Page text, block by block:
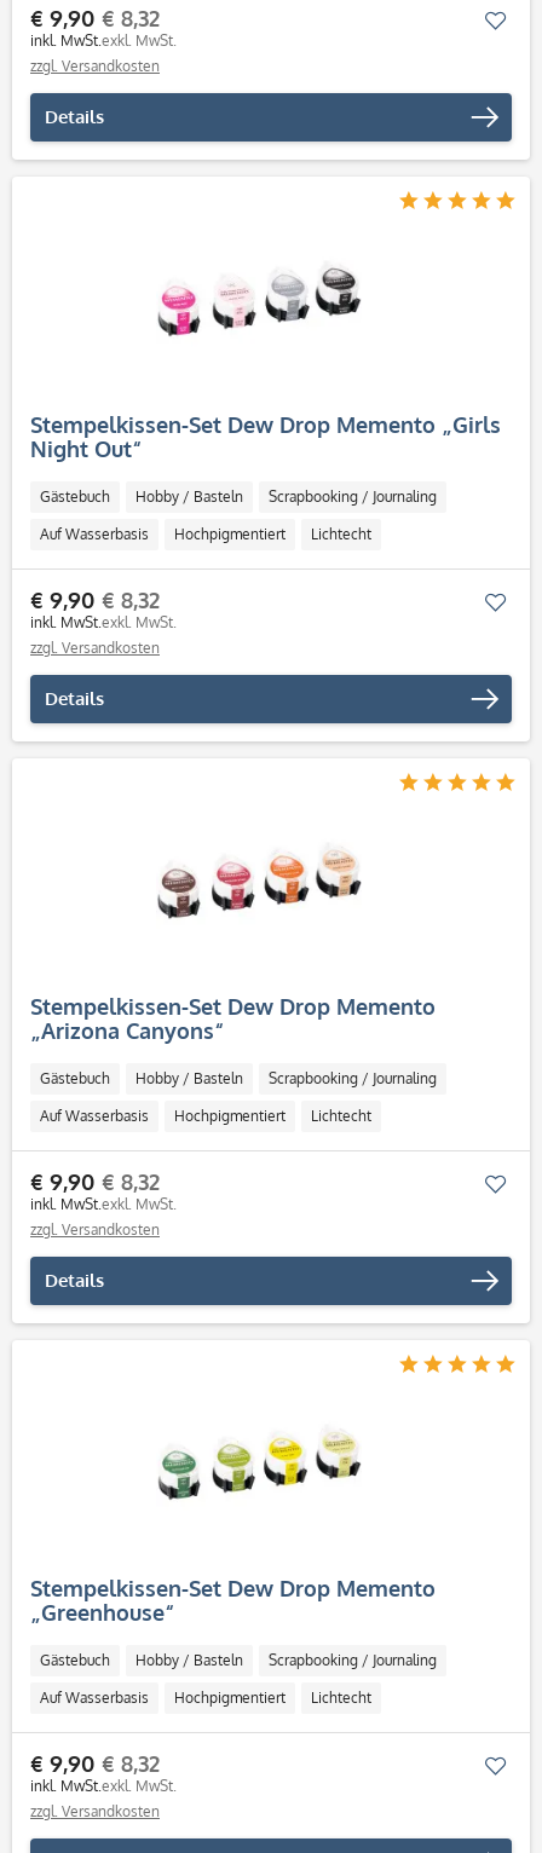
€ 9,90
inkl. MwSt.
€ 8,32
exkl. MwSt.
zzgl. Versandkosten
Details
Stempelkissen-Set Dew Drop Memento „Girls
Night Out“
Gästebuch Hobby / Basteln Scrapbooking / Journaling
Auf Wasserbasis Hochpigmentiert Lichtecht
Schnell trocknend Säurefrei
€ 9,90
inkl. MwSt.
€ 8,32
exkl. MwSt.
zzgl. Versandkosten
Details
Stempelkissen-Set Dew Drop Memento
„Arizona Canyons“
Gästebuch Hobby / Basteln Scrapbooking / Journaling
Auf Wasserbasis Hochpigmentiert Lichtecht
Schnell trocknend Säurefrei
€ 9,90
inkl. MwSt.
€ 8,32
exkl. MwSt.
zzgl. Versandkosten
Details
Stempelkissen-Set Dew Drop Memento
„Greenhouse“
Gästebuch Hobby / Basteln Scrapbooking / Journaling
Auf Wasserbasis Hochpigmentiert Lichtecht
Schnell trocknend Säurefrei
€ 9,90
inkl. MwSt.
€ 8,32
exkl. MwSt.
zzgl. Versandkosten